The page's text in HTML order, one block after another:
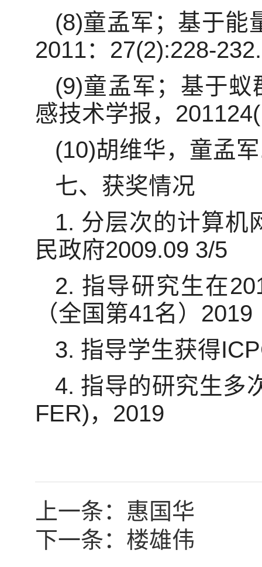
(8)童孟军；基于能
2011：27(2):228-232.
(9)童孟军；基于
感技术学报，
(10)胡维华，童孟
七、获奖情况
1. 分层次的计算机
民政府2009.09 3/5
2. 指导研究生在
（全国第41名）2019
3. 指导学生获得
4. 指导的研究生多
FER)，2019
上一条： 惠国华
下一条： 楼雄伟